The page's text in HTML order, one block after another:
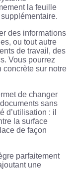
la feuille
des informations
ou tout autre
de travail, des
Vous pourrez
concrète sur notre
de changer
sans
d’utilisation : il
la surface
de façon
parfaitement
une